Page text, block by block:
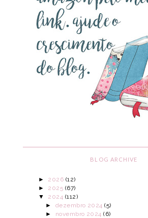
BLOG ARCHIVE
► 2026 (12)
► 2025 (67)
▼ 2024 (112)
► dezembro 2024(5)
► novembro 2024(6)